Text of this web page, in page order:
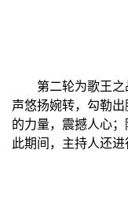
第二轮为歌王
声悠扬婉转，勾勒
的力量，震撼人心
此期间，主持人还进